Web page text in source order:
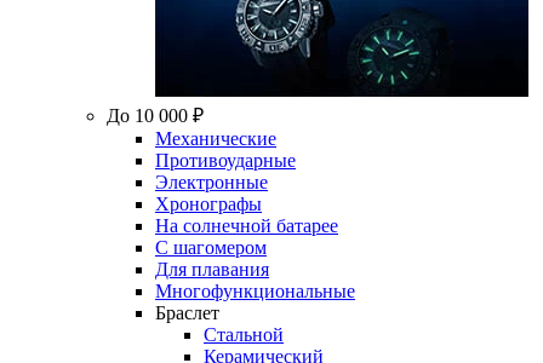
До 10 000 ₽
Механические
Противоударные
Электронные
Хронографы
На солнечной батарее
С шагомером
Для плавания
Многофункциональные
Браслет
Стальной
Керамический